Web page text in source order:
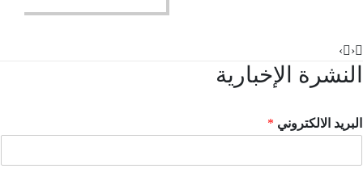
›
الإخبارية
الالكتروني*